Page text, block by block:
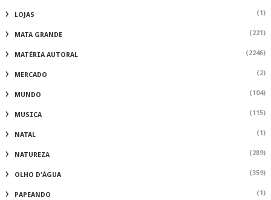
LOJAS (1)
MATA GRANDE (221)
MATÉRIA AUTORAL (2246)
MERCADO (2)
MUNDO (104)
MUSICA (115)
NATAL (1)
NATUREZA (289)
OLHO D'ÁGUA (359)
PAPEANDO (1)